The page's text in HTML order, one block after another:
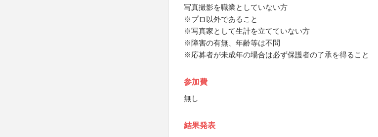
写真撮影を職業としていない方
※プロ以外であること
※写真家として生計を立てていない方
※障害の有無、年齢等は不問
※応募者が未成年の場合は必ず保護者の了承を得ること
参加費
無し
結果発表